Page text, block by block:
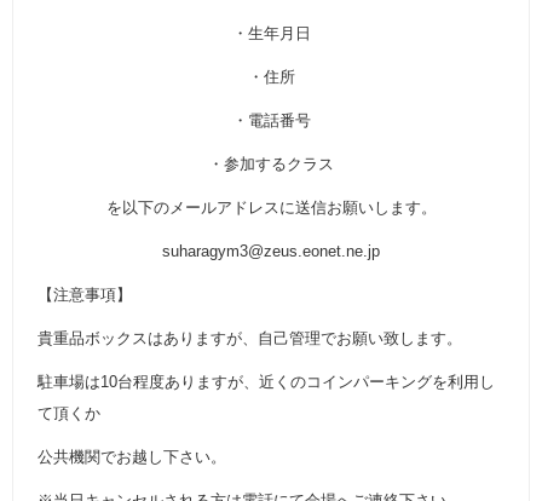
・生年月日
・住所
・電話番号
・参加するクラス
を以下のメールアドレスに送信お願いします。
suharagym3@zeus.eonet.ne.jp
【注意事項】
貴重品ボックスはありますが、自己管理でお願い致します。
駐車場は10台程度ありますが、近くのコインパーキングを利用し
て頂くか
公共機関でお越し下さい。